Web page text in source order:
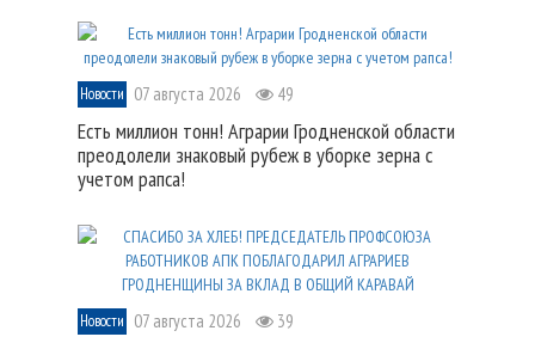
Новости 07 августа 2026 49
Есть миллион тонн! Аграрии Гродненской области
преодолели знаковый рубеж в уборке зерна с
учетом рапса!
Новости 07 августа 2026 39